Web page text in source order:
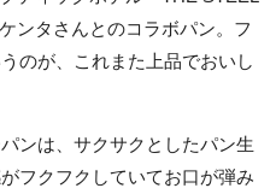
ンタさんとのコラボパン。フ
のが、これまた上品でおいし
ンは、サクサクとしたパン生
フクフクしていてお口が弾み